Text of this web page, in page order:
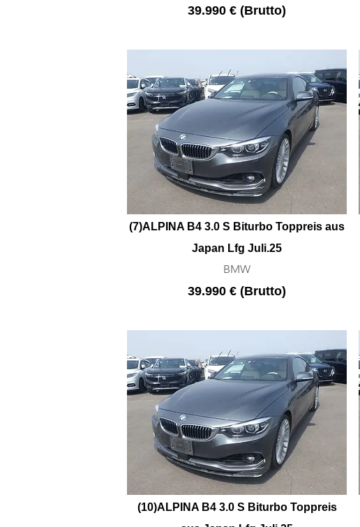
39.990 € (Brutto)
(7)ALPINA B4 3.0 S Biturbo Toppreis aus
Japan Lfg Juli.25
BMW
39.990 € (Brutto)
(10)ALPINA B4 3.0 S Biturbo Toppreis